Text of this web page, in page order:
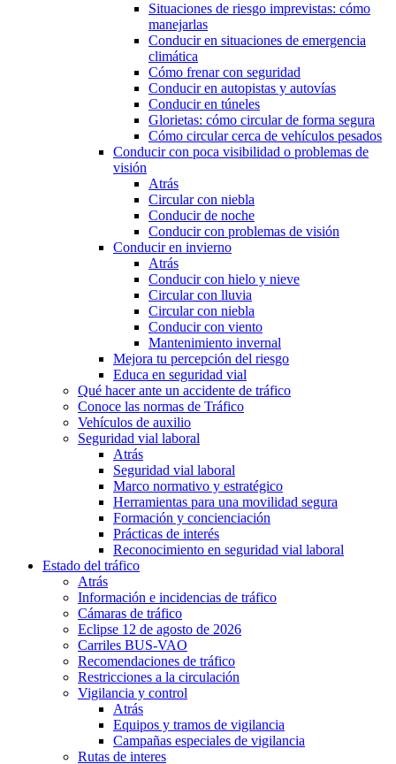
Situaciones de riesgo imprevistas: cómo
manejarlas
Conducir en situaciones de emergencia
climática
Cómo frenar con seguridad
Conducir en autopistas y autovías
Conducir en túneles
Glorietas: cómo circular de forma segura
Cómo circular cerca de vehículos pesados
Conducir con poca visibilidad o problemas de
visión
Atrás
Circular con niebla
Conducir de noche
Conducir con problemas de visión
Conducir en invierno
Atrás
Conducir con hielo y nieve
Circular con lluvia
Circular con niebla
Conducir con viento
Mantenimiento invernal
Mejora tu percepción del riesgo
Educa en seguridad vial
Qué hacer ante un accidente de tráfico
Conoce las normas de Tráfico
Vehículos de auxilio
Seguridad vial laboral
Atrás
Seguridad vial laboral
Marco normativo y estratégico
Herramientas para una movilidad segura
Formación y concienciación
Prácticas de interés
Reconocimiento en seguridad vial laboral
Estado del tráfico
Atrás
Información e incidencias de tráfico
Cámaras de tráfico
Eclipse 12 de agosto de 2026
Carriles BUS-VAO
Recomendaciones de tráfico
Restricciones a la circulación
Vigilancia y control
Atrás
Equipos y tramos de vigilancia
Campañas especiales de vigilancia
Rutas de interes